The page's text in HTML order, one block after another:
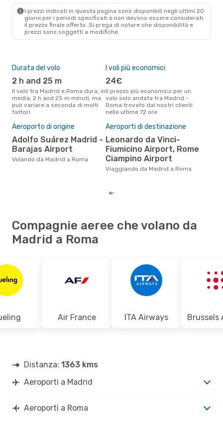
I prezzi indicati in questa pagina sono disponibili negli ultimi 20
giorni per i periodi specificati e non devono essere considerati
il ​​prezzo finale offerto. Si prega di notare che disponibilità e
prezzi sono soggetti a modifiche.
Durata del volo
2 h and 25 m
Il volo tra Madrid e Roma dura, in
media, 2 h and 25 m minuti, ma
può variare a seconda di molti
fattori
I voli più economici
24€
Il prezzo più economico per un
volo solo andata tra Madrid -
Roma trovato dai nostri clienti
nelle ultime 72 ore
Aeroporto di origine
Adolfo Suárez Madrid -
Barajas Airport
Volando da Madrid a Roma
Aeroporti di destinazione
Leonardo da Vinci-
Fiumicino Airport, Rome
Ciampino Airport
Viaggiando da Madrid a Roma
Compagnie aeree che volano da
Madrid a Roma
Air France ITA Airways
Distanza: 1363 kms
Aeroporti a Madrid
Aeroporti a Roma